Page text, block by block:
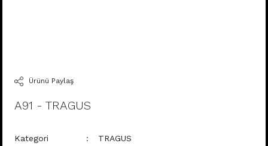
Ürünü Paylaş
A91 - TRAGUS
Kategori TRAGUS